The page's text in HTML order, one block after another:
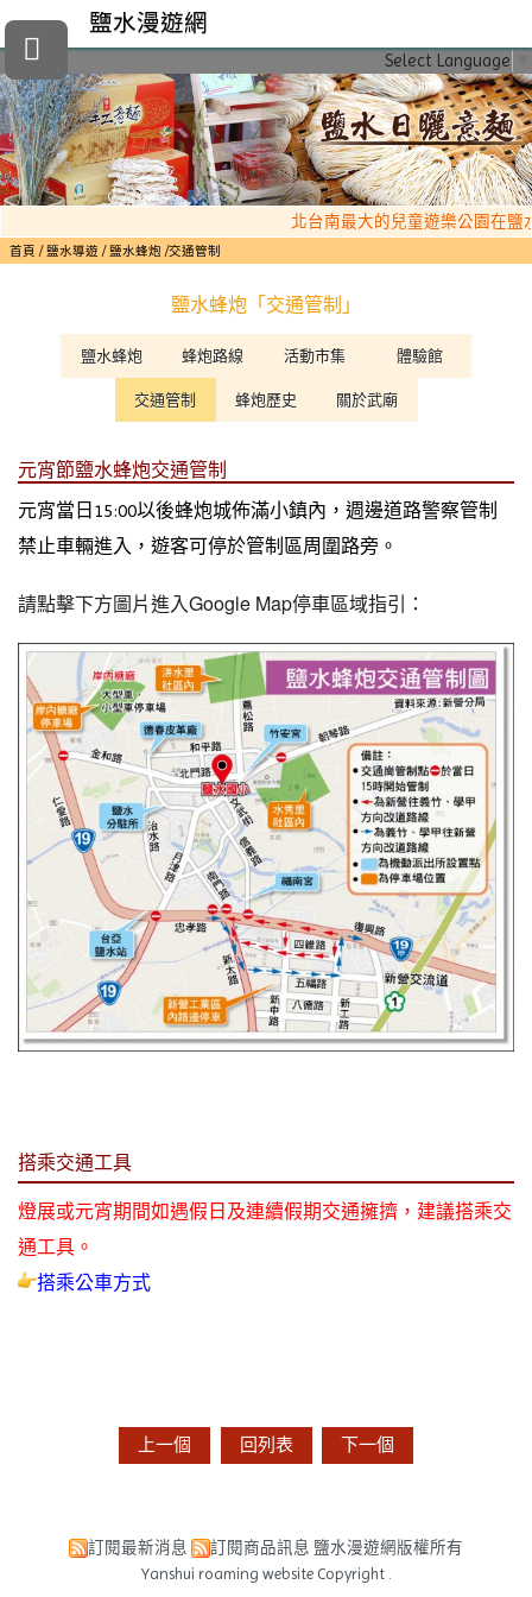
Select Language
鹽水漫遊網
北台南最大的兒童遊樂公園在鹽
首頁 鹽水導遊 鹽水蜂炮 交通管制
鹽水蜂炮「交通管制」
鹽水蜂炮 蜂炮路線 活動市集 體驗館
交通管制 蜂炮歷史 關於武廟
元宵節鹽水蜂炮交通管制
元宵當日15:00以後蜂炮城佈滿小鎮內，週邊道路警察管制
禁止車輛進入，遊客可停於管制區周圍路旁。
請點擊下方圖片進入Google Map停車區域指引：
搭乘交通工具
燈展或元宵期間如遇假日及連續假期交通擁擠，建議搭乘交
通工具。
搭乘公車方式
上一個 回列表 下一個
訂閱最新消息 訂閱商品訊息 鹽水漫遊網版權所有
Yanshui roaming website Copyright .